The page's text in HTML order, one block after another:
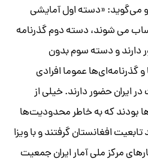
می‌گوید: «دسته اول آمایشی
می شوند، دسته دوم گذرنامه
دارند و دسته سوم بدون
عموما افرادی
حضور دارند. خیلی از
بودند که به خاطر محدودیت‌ها
افغانستان گرفتند و با ویزا
مرکز ملی آمار ایران جمعیت